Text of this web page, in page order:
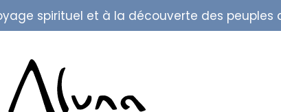
spirituel et à la découverte des peuples